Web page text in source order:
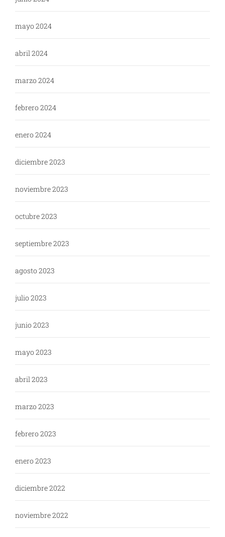
mayo 2024
abril 2024
marzo 2024
febrero 2024
enero 2024
diciembre 2023
noviembre 2023
octubre 2023
septiembre 2023
agosto 2023
julio 2023
junio 2023
mayo 2023
abril 2023
marzo 2023
febrero 2023
enero 2023
diciembre 2022
noviembre 2022